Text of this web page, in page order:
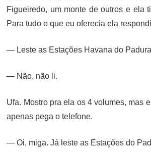
Figueiredo, um monte de outros e ela
Para tudo o que eu oferecia ela
— Leste as Estações Havana do
— Não, não li.
Ufa. Mostro pra ela os 4 volumes, mas
apenas pega o telefone.
— Oi, miga. Já leste as Estações do